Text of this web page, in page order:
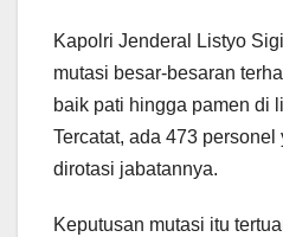
Kapolri Jenderal Listyo
mutasi besar-besaran
baik pati hingga pamen di
Tercatat, ada 473
dirotasi jabatannya.
Keputusan mutasi itu